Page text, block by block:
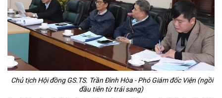
Chủ tịch Hội đồng GS.TS. Trần Đình Hòa -Phó Giám đốc Viện (ngồi
đầu tiên từ trái sang)